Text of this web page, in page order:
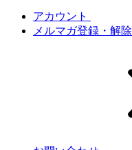
アカウント
メルマガ登録・解除